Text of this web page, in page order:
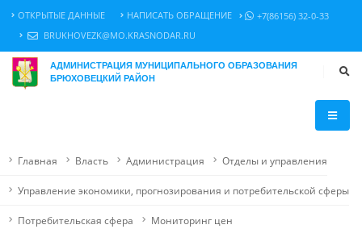
ОТКРЫТЫЕ ДАННЫЕ НАПИСАТЬ ОБРАЩЕНИЕ
+7(86156) 32-0-33
BRUKHOVEZK@MO.KRASNODAR.RU
АДМИНИСТРАЦИЯ МУНИЦИПАЛЬНОГО ОБРАЗОВАНИЯ
БРЮХОВЕЦКИЙ РАЙОН
Главная Власть Администрация Отделы и управления
Управление экономики, прогнозирования и потребительской сферы
Потребительская сфера Мониторинг цен